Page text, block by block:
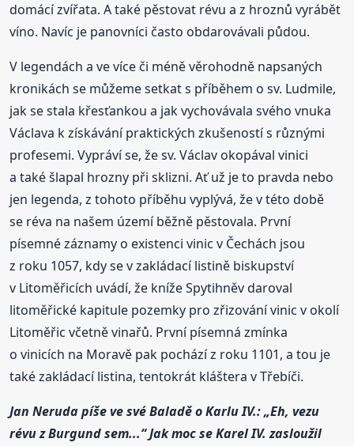
domácí zvířata. A také pěstovat révu a z hroznů vyrábět
víno. Navíc je panovníci často obdarovávali půdou.
V legendách a ve více či méně věrohodně napsaných
kronikách se můžeme setkat s příběhem o sv. Ludmile,
jak se stala křesťankou a jak vychovávala svého vnuka
Václava k získávání praktických zkušeností s různými
profesemi. Vypráví se, že sv. Václav okopával vinici
a také šlapal hrozny při sklizni. Ať už je to pravda nebo
jen legenda, z tohoto příběhu vyplývá, že v této době
se réva na našem území běžně pěstovala. První
písemné záznamy o existenci vinic v Čechách jsou
z roku 1057, kdy se v zakládací listině biskupství
v Litoměřicích uvádí, že kníže Spytihněv daroval
litoměřické kapitule pozemky pro zřizování vinic v okolí
Litoměřic včetně vinařů. První písemná zmínka
o vinicích na Moravě pak pochází z roku 1101, a tou je
také zakládací listina, tentokrát kláštera v Třebíči.
Jan Neruda píše ve své Baladě o Karlu IV.: „Eh, vezu
révu z Burgund sem...“ Jak moc se Karel IV. zasloužil